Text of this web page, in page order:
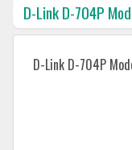
D-Link D-704P
D-Link D-704P